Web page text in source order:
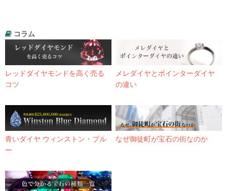
コラム
レッドダイヤモンドを高く売る
コツ
メレダイヤとポインターダイヤ
の違い
青いダイヤ ウィンストン・ブル
ー
なぜ御徒町が宝石の街なのか